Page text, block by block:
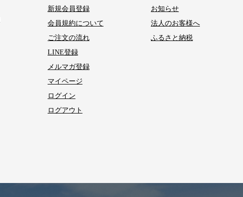
新規会員登録
会員規約について
ご注文の流れ
LINE登録
メルマガ登録
マイページ
ログイン
ログアウト
お知らせ
法人のお客様へ
ふるさと納税